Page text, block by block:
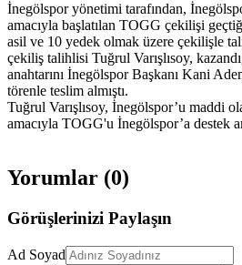
İnegölspor yönetimi tarafından,
amacıyla başlatılan TOGG çekilişi
asil ve 10 yedek olmak üzere çekilişle
çekiliş talihlisi Tuğrul Varışlısoy,
anahtarını İnegölspor Başkanı Kani
törenle teslim almıştı.
Tuğrul Varışlısoy, İnegölspor’u maddi
amacıyla TOGG'u İnegölspor’a destek
Yorumlar (0)
Görüşlerinizi Paylaşın
Ad Soyad